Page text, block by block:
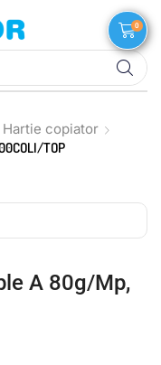
0
Hartie copiator
TOP
A 80g/mp,